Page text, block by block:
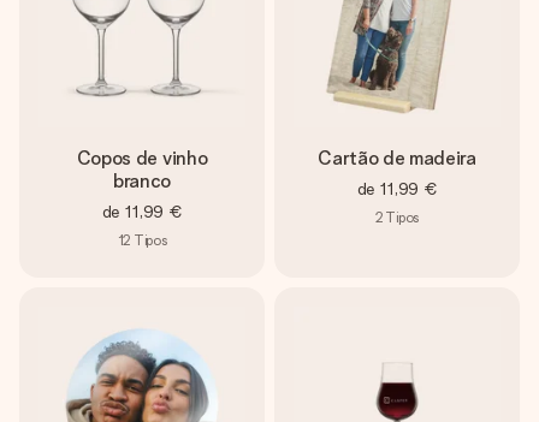
Copos de vinho
branco
de 11,99 €
12 Tipos
Cartão de madeira
de 11,99 €
2 Tipos